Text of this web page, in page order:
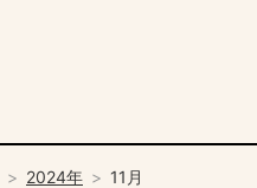
2024年 11月